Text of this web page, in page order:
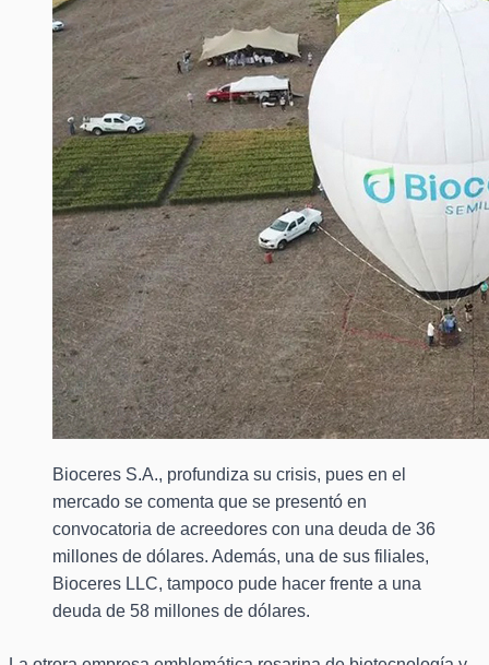
Bioceres S.A., profundiza su crisis, pues en el
mercado se comenta que se presentó en
convocatoria de acreedores con una deuda de 36
millones de dólares. Además, una de sus filiales,
Bioceres LLC, tampoco pude hacer frente a una
deuda de 58 millones de dólares.